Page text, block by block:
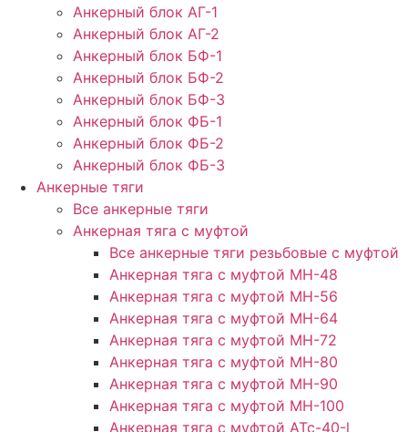
Анкерный блок АГ-1
Анкерный блок АГ-2
Анкерный блок БФ-1
Анкерный блок БФ-2
Анкерный блок БФ-3
Анкерный блок ФБ-1
Анкерный блок ФБ-2
Анкерный блок ФБ-3
Анкерные тяги
Все анкерные тяги
Анкерная тяга с муфтой
Все анкерные тяги резьбовые с муфтой
Анкерная тяга с муфтой МН-48
Анкерная тяга с муфтой МН-56
Анкерная тяга с муфтой МН-64
Анкерная тяга с муфтой МН-72
Анкерная тяга с муфтой МН-80
Анкерная тяга с муфтой МН-90
Анкерная тяга с муфтой МН-100
Анкерная тяга с муфтой АТс-40-l